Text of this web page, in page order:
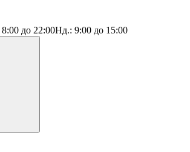
8:00 до 22:00Нд.: 9:00 до 15:00